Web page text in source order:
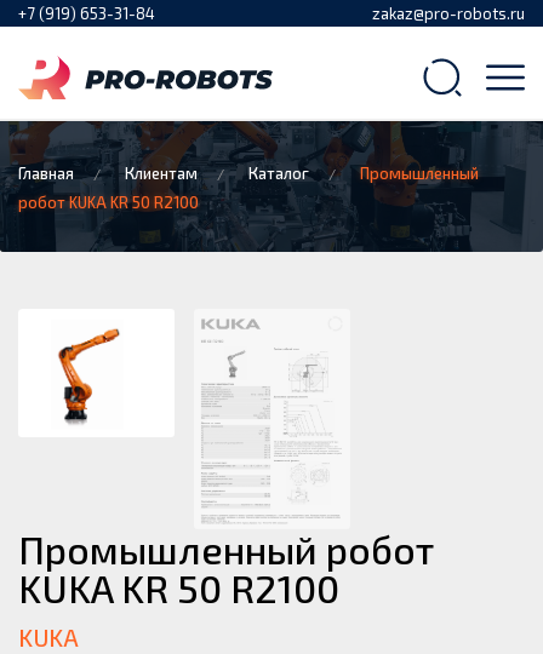
+7 (919) 653-31-84 zakaz@pro-robots.ru
Главная Клиентам Каталог
Промышленный
робот KUKA KR 50 R2100
Промышленный робот
KUKA KR 50 R2100
KUKA